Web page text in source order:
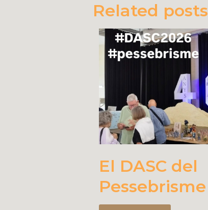
Related posts
El DASC del
Pessebrisme